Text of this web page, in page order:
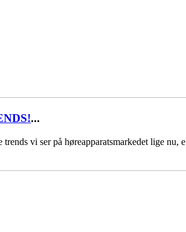
...
vi ser på høreapparatsmarkedet lige nu, e